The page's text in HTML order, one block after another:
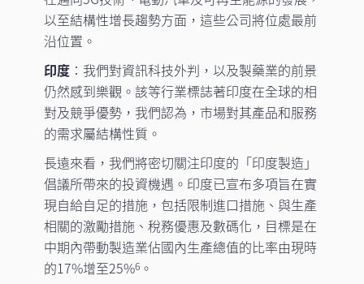
以至結構性增長趨勢方面，這些公司將位處最前
沿位置。
印度：我們對資訊科技外判，以及製藥業的前景
仍然感到樂觀。該等行業標誌著印度在全球的相
對及競爭優勢，我們認為，市場對其產品和服務
的需求屬結構性質。
長遠來看，我們將密切關注印度的「印度製造」
倡議所帶來的投資機遇。印度已宣布多項旨在實
現自給自足的措施，包括限制進口措施、與生產
相關的激勵措施、稅務優惠及數碼化，目標是在
中期內帶動製造業佔國內生產總值的比率由現時
的17%增至25%6。